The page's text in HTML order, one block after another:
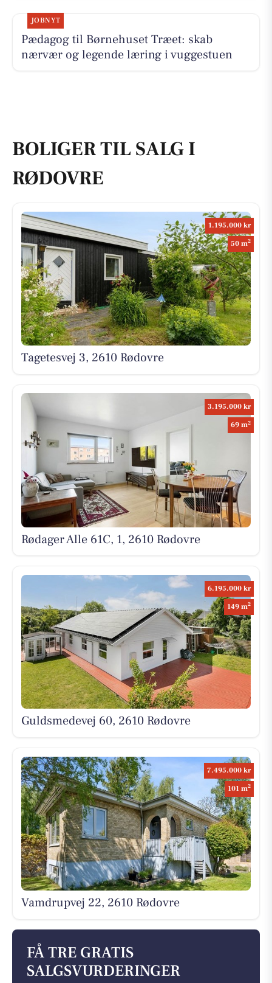
JOBNYT
Pædagog til Børnehuset Træet: skab
nærvær og legende læring i vuggestuen
BOLIGER TIL SALG I
RØDOVRE
1.195.000 kr
50 m2
Tagetesvej 3, 2610 Rødovre
3.195.000 kr
69 m2
Rødager Alle 61C, 1, 2610 Rødovre
6.195.000 kr
149 m2
Guldsmedevej 60, 2610 Rødovre
7.495.000 kr
101 m2
Vamdrupvej 22, 2610 Rødovre
FÅ TRE GRATIS
SALGSVURDERINGER